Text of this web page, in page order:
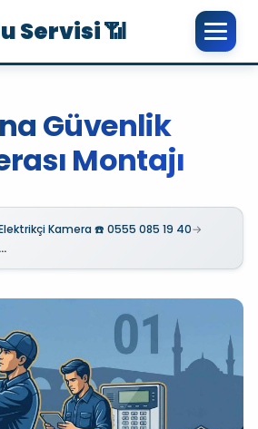
Servisi 📶
Güvenlik
Montajı
Kamera ☎️ 0555 085 19 40→
Adana Güvenlik Kamerası Montajı